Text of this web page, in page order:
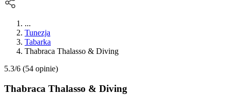
...
Tunezja
Tabarka
Thabraca Thalasso & Diving
5.3/6 (54 opinie)
Thabraca Thalasso & Diving